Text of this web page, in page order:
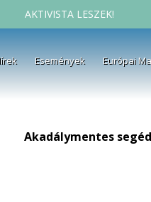
AKTIVISTA LESZEK!
Események Európai
Akadálymentes